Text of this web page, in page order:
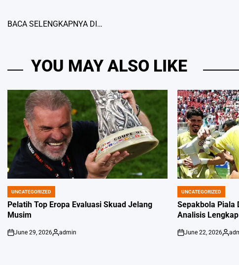
BACA SELENGKAPNYA DI…
YOU MAY ALSO LIKE
POSTED
IN
UNCATEGORIZED
Pelatih Top Eropa Evaluasi Skuad Jelang
Musim
on
June 29, 2026
Posted
admin
POSTED
IN
UNCATEGORIZED
Sepakbola Piala
Analisis Lengkap
on
June 22, 2026